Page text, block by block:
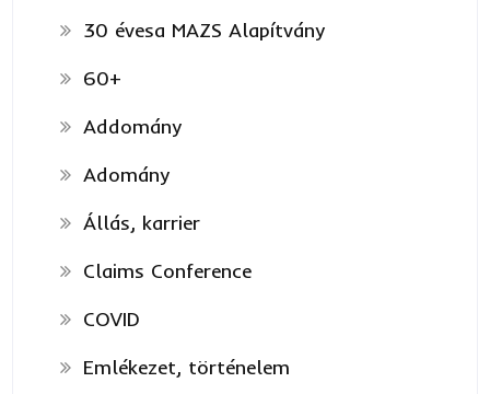
30 évesa MAZS Alapítvány
60+
Addomány
Adomány
Állás, karrier
Claims Conference
COVID
Emlékezet, történelem